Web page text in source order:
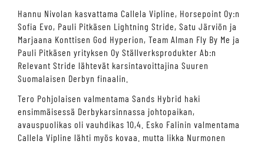
Hannu Nivolan kasvattama Callela Vipline, Horsepoint Oy:n
Sofia Evo, Pauli Pitkäsen Lightning Stride, Satu Järviön ja
Marjaana Konttisen God Hyperion, Team Alman Fly By Me ja
Pauli Pitkäsen yrityksen Oy Ställverksprodukter Ab:n
Relevant Stride lähtevät karsintavoittajina Suuren
Suomalaisen Derbyn finaalin.
Tero Pohjolaisen valmentama Sands Hybrid haki
ensimmäisessä Derbykarsinnassa johtopaikan,
avauspuolikas oli vauhdikas 10,4. Esko Falinin valmentama
Callela Vipline lähti myös kovaa. mutta Iikka Nurmonen